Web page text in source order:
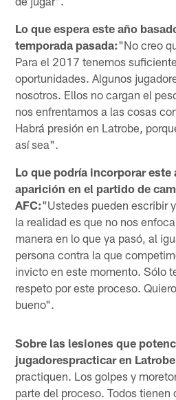
Lo que espera este año
temporada pasada:"No creo
Para el 2017 tenemos
oportunidades. Algunos
nosotros. Ellos no cargan el
nos enfrentamos a las cosas
Habrá presión en Latrobe,
así sea".
Lo que podría incorporar este
aparición en el partido de
AFC:"Ustedes pueden escribir
la realidad es que no nos
manera en lo que ya pasó, al
persona contra la que
invicto en este momento. Sólo
respeto por este proceso.
bueno".
Sobre las lesiones que
jugadorespracticar en
practiquen. Los golpes y
parte del proceso. Todos tienen